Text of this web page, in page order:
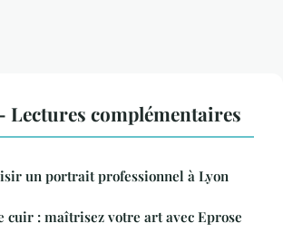
Lectures complémentaires
un portrait professionnel à Lyon
cuir : maîtrisez votre art avec Eprose